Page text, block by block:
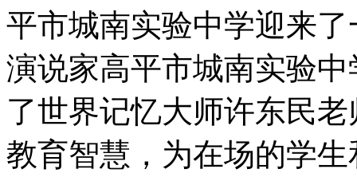
平市城南实验中学迎来
演说家高平市城南实验
了世界记忆大师许东民
教育智慧，为在场的学